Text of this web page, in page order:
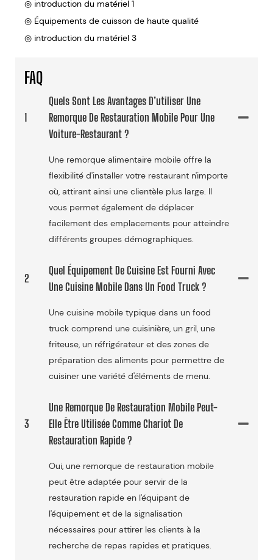
◎ introduction du matériel 1
◎ Équipements de cuisson de haute qualité
◎ introduction du matériel 3
FAQ
1
Quels Sont Les Avantages D’utiliser Une
Remorque De Restauration Mobile Pour Une
Voiture-Restaurant ?
Une remorque alimentaire mobile offre la
flexibilité d'installer votre restaurant n'importe
où, attirant ainsi une clientèle plus large. Il
vous permet également de déplacer
facilement des emplacements pour atteindre
différents groupes démographiques.
2
Quel Équipement De Cuisine Est Fourni Avec
Une Cuisine Mobile Dans Un Food Truck ?
Une cuisine mobile typique dans un food
truck comprend une cuisinière, un gril, une
friteuse, un réfrigérateur et des zones de
préparation des aliments pour permettre de
cuisiner une variété d'éléments de menu.
3
Une Remorque De Restauration Mobile Peut-
Elle Être Utilisée Comme Chariot De
Restauration Rapide ?
Oui, une remorque de restauration mobile
peut être adaptée pour servir de la
restauration rapide en l'équipant de
l'équipement et de la signalisation
nécessaires pour attirer les clients à la
recherche de repas rapides et pratiques.